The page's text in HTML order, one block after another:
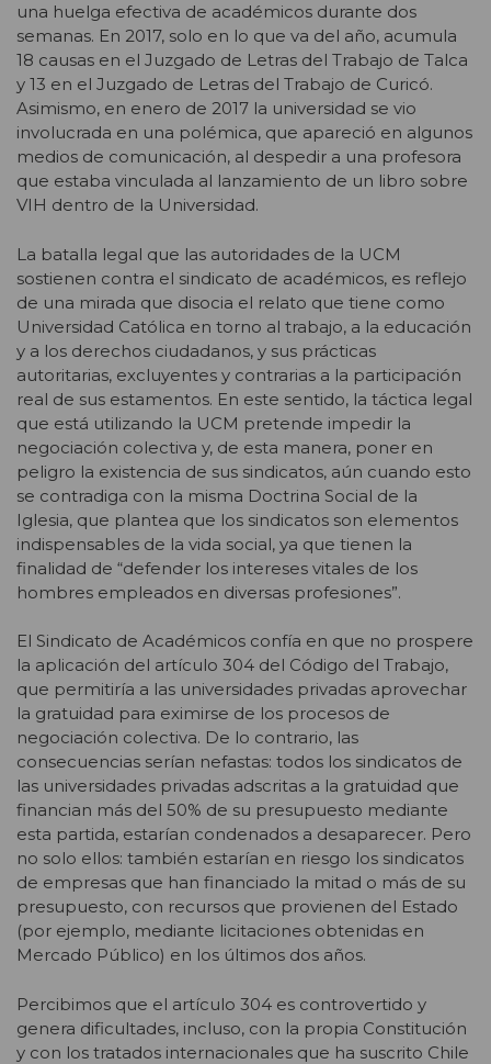
una huelga efectiva de académicos durante dos
semanas. En 2017, solo en lo que va del año, acumula
18 causas en el Juzgado de Letras del Trabajo de Talca
y 13 en el Juzgado de Letras del Trabajo de Curicó.
Asimismo, en enero de 2017 la universidad se vio
involucrada en una polémica, que apareció en algunos
medios de comunicación, al despedir a una profesora
que estaba vinculada al lanzamiento de un libro sobre
VIH dentro de la Universidad.
La batalla legal que las autoridades de la UCM
sostienen contra el sindicato de académicos, es reflejo
de una mirada que disocia el relato que tiene como
Universidad Católica en torno al trabajo, a la educación
y a los derechos ciudadanos, y sus prácticas
autoritarias, excluyentes y contrarias a la participación
real de sus estamentos. En este sentido, la táctica legal
que está utilizando la UCM pretende impedir la
negociación colectiva y, de esta manera, poner en
peligro la existencia de sus sindicatos, aún cuando esto
se contradiga con la misma Doctrina Social de la
Iglesia, que plantea que los sindicatos son elementos
indispensables de la vida social, ya que tienen la
finalidad de “defender los intereses vitales de los
hombres empleados en diversas profesiones”.
El Sindicato de Académicos confía en que no prospere
la aplicación del artículo 304 del Código del Trabajo,
que permitiría a las universidades privadas aprovechar
la gratuidad para eximirse de los procesos de
negociación colectiva. De lo contrario, las
consecuencias serían nefastas: todos los sindicatos de
las universidades privadas adscritas a la gratuidad que
financian más del 50% de su presupuesto mediante
esta partida, estarían condenados a desaparecer. Pero
no solo ellos: también estarían en riesgo los sindicatos
de empresas que han financiado la mitad o más de su
presupuesto, con recursos que provienen del Estado
(por ejemplo, mediante licitaciones obtenidas en
Mercado Público) en los últimos dos años.
Percibimos que el artículo 304 es controvertido y
genera dificultades, incluso, con la propia Constitución
y con los tratados internacionales que ha suscrito Chile